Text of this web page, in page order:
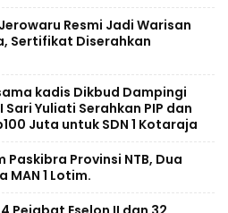
Resmi Jadi Warisan
Sertifikat Diserahkan
kadis Dikbud Dampingi
Sari Yuliati Serahkan PIP dan
Juta untuk SDN 1 Kotaraja
Paskibra Provinsi NTB, Dua
MAN 1 Lotim.